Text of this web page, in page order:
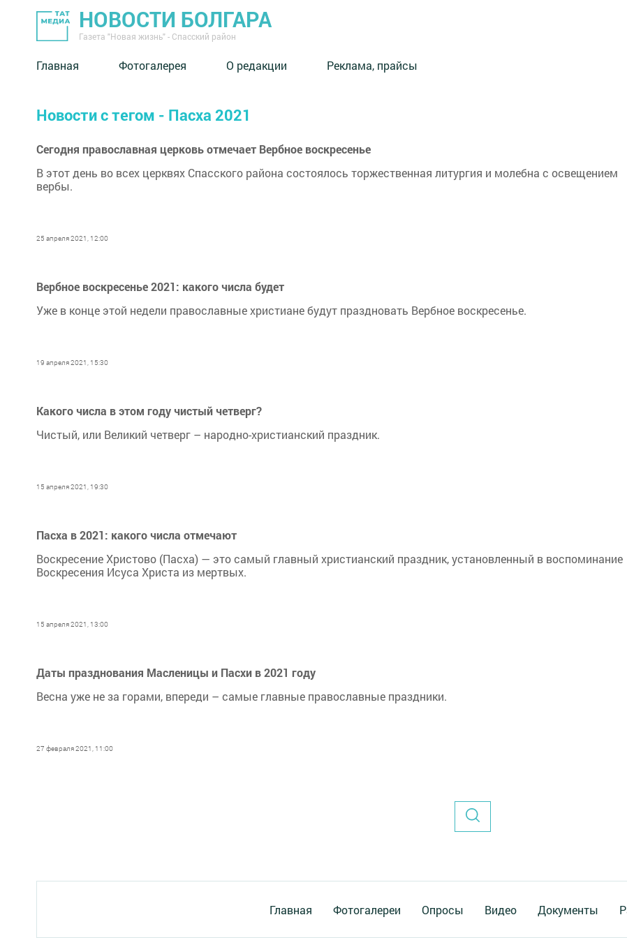
НОВОСТИ БОЛГАРА
Газета "Новая жизнь" - Спасский район
Главная Фотогалерея О редакции Реклама, прайсы
Новости с тегом - Пасха 2021
Сегодня православная церковь отмечает Вербное воскресенье
В этот день во всех церквях Спасского района состоялось торжественная литургия и молебна с освещением
вербы.
25 апреля 2021, 12:00
Вербное воскресенье 2021: какого числа будет
Уже в конце этой недели православные христиане будут праздновать Вербное воскресенье.
19 апреля 2021, 15:30
Какого числа в этом году чистый четверг?
Чистый, или Великий четверг – народно-христианский праздник.
15 апреля 2021, 19:30
Пасха в 2021: какого числа отмечают
Воскресение Христово (Пасха) — это самый главный христианский праздник, установленный в воспоминание
Воскресения Исуса Христа из мертвых.
15 апреля 2021, 13:00
Даты празднования Масленицы и Пасхи в 2021 году
Весна уже не за горами, впереди – самые главные православные праздники.
27 февраля 2021, 11:00
Главная Фотогалереи Опросы Видео Документы